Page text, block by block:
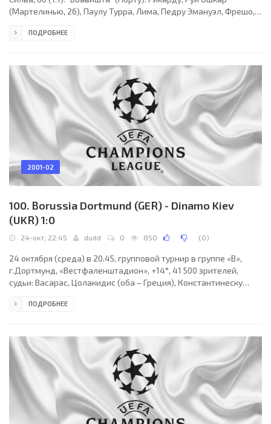
(Мартелинью, 26), Паулу Турра, Лима, Педру Эмануэл, Фрешо,
Элпидиу Силва. "Ливерпуль": Дудек, Каррагер, Хююпя (Райт, 6),
(предупреждение). Судья: К.-Э.Нильссон (Швеция). 24 октября.
Порту. Стадион "Бесса". 10 000
ПОДРОБНЕЕ
2001-02
100. Borussia Dortmund (GER) - Dinamo Kiev
(UKR) 1:0
24-окт, 22:45 dudd 0 850 (0)
24 октября (среда) в 20.45, групповой турнир в группе «В»,
г.Дортмунд, «Вестфаленштадион», +14°, 41 500 зрителей,
судьи: Васарас, Цолакидис (оба – Греция), Константинеску
«Динамо»(Киев) 1:0 (1:0, 0:0) гол: 1:0 Росицки (34) «Д»: Рева,
64) «Б»: №1 Леманн, №2 Вёрнс, №3 Эванилсон, №7 Ройтер, №8
Коллер, №10 Росицки, №14 Олисе, №17 Деде, №18
ПОДРОБНЕЕ